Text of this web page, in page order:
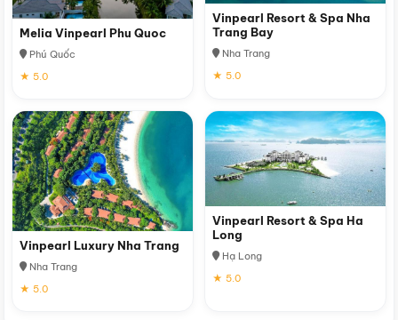
Melia Vinpearl Phu Quoc
Phú Quốc
★ 5.0
Vinpearl Resort & Spa Nha
Trang Bay
Nha Trang
★ 5.0
Vinpearl Luxury Nha Trang
Nha Trang
★ 5.0
Vinpearl Resort & Spa Ha
Long
Hạ Long
★ 5.0